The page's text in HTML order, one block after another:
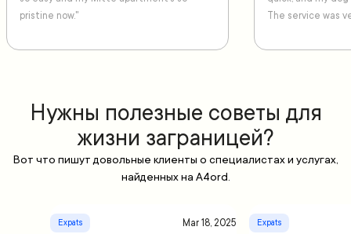
pristine now."
The service was
Нужны полезные советы для
жизни заграницей?
Вот что пишут довольные клиенты о специалистах и услугах,
найденных на A4ord.
Expats Mar 18, 2025 Expats